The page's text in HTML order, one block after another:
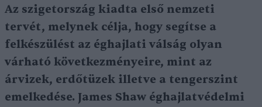
Az szigetország kiadta első nemzeti
tervét, melynek célja, hogy segítse a
felkészülést az éghajlati válság olyan
várható következményeire, mint az
árvizek, erdőtüzek illetve a tengerszint
emelkedése. James Shaw éghajlatvédelmi